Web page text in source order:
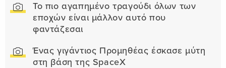
Το πιο αγαπημένο τραγούδι όλων των
εποχών είναι μάλλον αυτό που
φαντάζεσαι
Ένας γιγάντιος Προμηθέας έσκασε μύτη
στη βάση της SpaceX